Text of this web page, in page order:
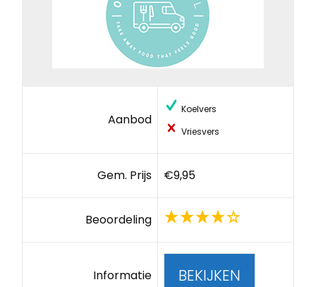
Aanbod
Koelvers
Vriesvers
Gem. Prijs €9,95
Beoordeling
Informatie BEKIJKEN